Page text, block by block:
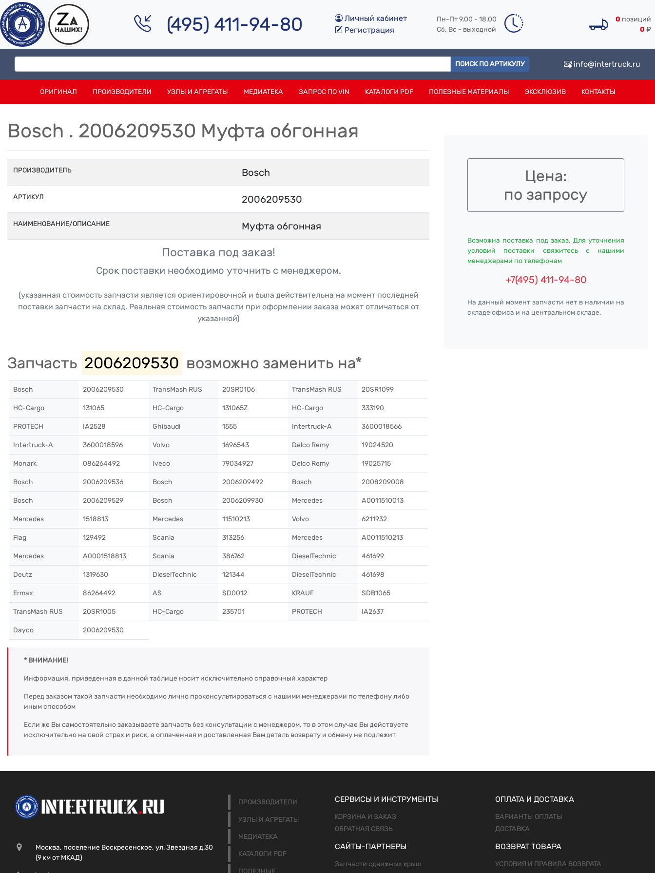
(495) 411-94-80
Личный кабинет
Регистрация
Пн-Пт 9.00 - 18.00
Сб, Вс - выходной
0 позиций
0 ₽
ПОИСК ПО АРТИКУЛУ info@intertruck.ru
ОРИГИНАЛ ПРОИЗВОДИТЕЛИ УЗЛЫ И АГРЕГАТЫ МЕДИАТЕКА ЗАПРОС ПО VIN КАТАЛОГИ PDF ПОЛЕЗНЫЕ МАТЕРИАЛЫ ЭКСКЛЮЗИВ КОНТАКТЫ
Bosch . 2006209530 Муфта обгонная
ПРОИЗВОДИТЕЛЬ Bosch
АРТИКУЛ 2006209530
НАИМЕНОВАНИЕ/ОПИСАНИЕ Муфта обгонная
Поставка под заказ!
Срок поставки необходимо уточнить с менеджером.
(указанная стоимость запчасти является ориентировочной и была действительна на момент последней
поставки запчасти на склад. Реальная стоимость запчасти при оформлении заказа может отличаться от
указанной)
Запчасть 2006209530 возможно заменить на*
Bosch 2006209530 TransMash RUS 20SR0106 TransMash RUS 20SR1099
HC-Cargo 131065 HC-Cargo 131065Z HC-Cargo 333190
PROTECH IA2528 Ghibaudi 1555 Intertruck-A 3600018566
Intertruck-A 3600018596 Volvo 1696543 Delco Remy 19024520
Monark 086264492 Iveco 79034927 Delco Remy 19025715
Bosch 2006209536 Bosch 2006209492 Bosch 2008209008
Bosch 2006209529 Bosch 2006209930 Mercedes A0011510013
Mercedes 1518813 Mercedes 11510213 Volvo 6211932
Flag 129492 Scania 313256 Mercedes A0011510213
Mercedes A0001518813 Scania 386762 DieselTechnic 461699
Deutz 1319630 DieselTechnic 121344 DieselTechnic 461698
Ermax 86264492 AS SD0012 KRAUF SDB1065
TransMash RUS 20SR1005 HC-Cargo 235701 PROTECH IA2637
Dayco 2006209530
* ВНИМАНИЕ!
Информация, приведенная в данной таблице носит исключительно справочный характер
Перед заказом такой запчасти необходимо лично проконсультироваться с нашими менеджерами по телефону либо
иным способом
Если же Вы самостоятельно заказываете запчасть без консультации с менеджером, то в этом случае Вы действуете
исключительно на свой страх и риск, а оплаченная и доставленная Вам деталь возврату и обмену не подлежит
Цена:
по запросу
Возможна поставка под заказ. Для уточнения
условий поставки свяжитесь с нашими
менеджерами по телефонам
+7(495) 411-94-80
На данный момент запчасти нет в наличии на
складе офиса и на центральном складе.
Москва, поселение Воскресенское, ул. Звездная д.30
(9 км от МКАД)
ПРОИЗВОДИТЕЛИ
УЗЛЫ И АГРЕГАТЫ
МЕДИАТЕКА
КАТАЛОГИ PDF
ПОЛЕЗНЫЕ
СЕРВИСЫ И ИНСТРУМЕНТЫ
КОРЗИНА И ЗАКАЗ
ОБРАТНАЯ СВЯЗЬ
САЙТЫ-ПАРТНЕРЫ
Запчасти сдвижных крыш
ОПЛАТА И ДОСТАВКА
ВАРИАНТЫ ОПЛАТЫ
ДОСТАВКА
ВОЗВРАТ ТОВАРА
УСЛОВИЯ И ПРАВИЛА ВОЗВРАТА